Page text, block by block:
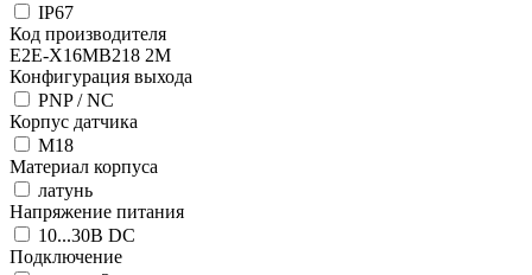
IP67
Код производителя
E2E-X16MB218 2M
Конфигурация выхода
PNP / NC
Корпус датчика
М18
Материал корпуса
латунь
Напряжение питания
10...30В DC
Подключение